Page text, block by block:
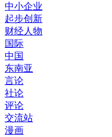
中小企业
起步创新
财经人物
国际
中国
东南亚
言论
社论
评论
交流站
漫画